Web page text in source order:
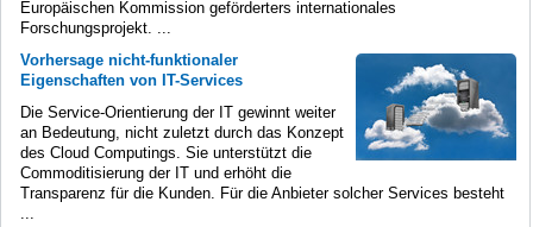
Europäischen Kommission geförderters internationales
Forschungsprojekt. ...
Vorhersage nicht-funktionaler
Eigenschaften von IT-Services
Die Service-Orientierung der IT gewinnt weiter
an Bedeutung, nicht zuletzt durch das Konzept
des Cloud Computings. Sie unterstützt die
Commoditisierung der IT und erhöht die
Transparenz für die Kunden. Für die Anbieter solcher Services besteht